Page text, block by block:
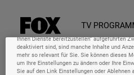
TV
Heute,So., 09.08.
Durch Auswahl von Alle Cookies Akzeptieren
Technologien für die unter „Wir und unsere
Ihnen Dienste bereitzustellen“ aufgeführten
deaktiviert sind, sind manche Inhalte und
mehr so relevant für Sie. Sie können dieses
um Ihre Einstellungen zu ändern oder Ihre
Sie auf den Link Einstellungen oder Ablehnen